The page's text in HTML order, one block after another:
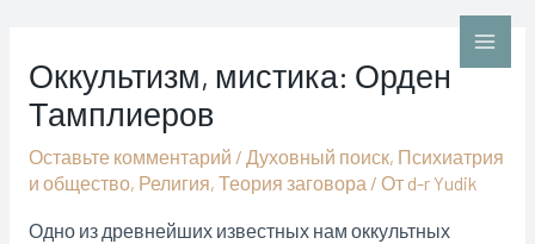
содержимому
Main
Оккультизм, мистика: Орден
Тамплиеров
Оставьте комментарий / Духовный поиск, Психиатрия
и общество, Религия, Теория заговора / От d-r Yudik
Одно из древнейших известных нам оккультных